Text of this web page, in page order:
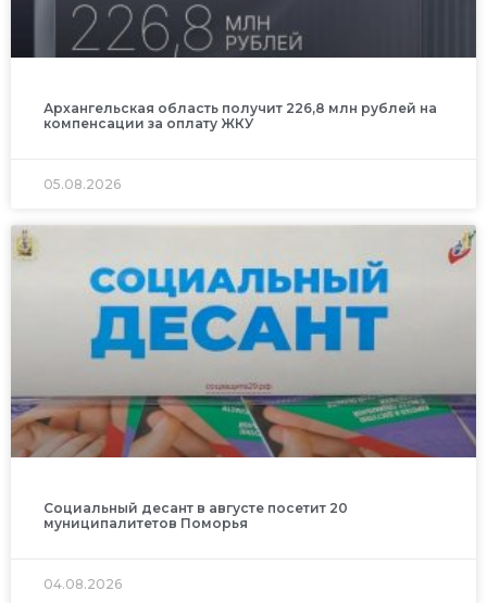
Архангельская область получит 226,8 млн рублей на
компенсации за оплату ЖКУ
05.08.2026
Социальный десант в августе посетит 20
муниципалитетов Поморья
04.08.2026